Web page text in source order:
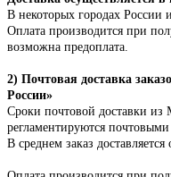
В некоторых городах России
Оплата производится при
возможна предоплата.
2) Почтовая доставка
России»
Сроки почтовой доставки из
регламентируются
В среднем заказ